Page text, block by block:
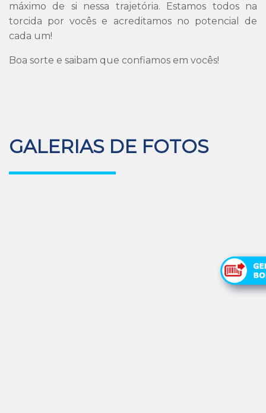
máximo de si nessa trajetória. Estamos todos na
torcida por vocês e acreditamos no potencial de
cada um!
Boa sorte e saibam que confiamos em vocês!
GALERIAS DE FOTOS